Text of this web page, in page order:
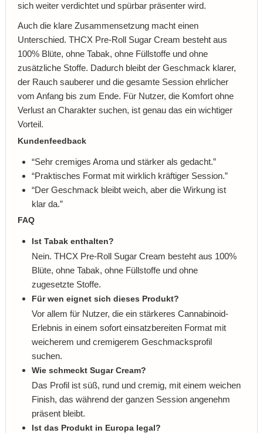
sich weiter verdichtet und spürbar präsenter wird.
Auch die klare Zusammensetzung macht einen
Unterschied. THCX Pre-Roll Sugar Cream besteht aus
100% Blüte, ohne Tabak, ohne Füllstoffe und ohne
zusätzliche Stoffe. Dadurch bleibt der Geschmack klarer,
der Rauch sauberer und die gesamte Session ehrlicher
vom Anfang bis zum Ende. Für Nutzer, die Komfort ohne
Verlust an Charakter suchen, ist genau das ein wichtiger
Vorteil.
Kundenfeedback
“Sehr cremiges Aroma und stärker als gedacht.”
“Praktisches Format mit wirklich kräftiger Session.”
“Der Geschmack bleibt weich, aber die Wirkung ist
klar da.”
FAQ
Ist Tabak enthalten?
Nein. THCX Pre-Roll Sugar Cream besteht aus 100%
Blüte, ohne Tabak, ohne Füllstoffe und ohne
zugesetzte Stoffe.
Für wen eignet sich dieses Produkt?
Vor allem für Nutzer, die ein stärkeres Cannabinoid-
Erlebnis in einem sofort einsatzbereiten Format mit
weicherem und cremigerem Geschmacksprofil
suchen.
Wie schmeckt Sugar Cream?
Das Profil ist süß, rund und cremig, mit einem weichen
Finish, das während der ganzen Session angenehm
präsent bleibt.
Ist das Produkt in Europa legal?